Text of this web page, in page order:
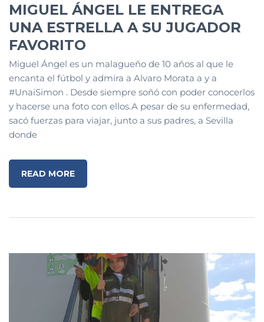
MIGUEL ÁNGEL LE ENTREGA
UNA ESTRELLA A SU JUGADOR
FAVORITO
Miguel Ángel es un malagueño de 10 años al que le
encanta el fútbol y admira a Alvaro Morata a y a
#UnaiSimon . Desde siempre soñó con poder conocerlos
y hacerse una foto con ellos.A pesar de su enfermedad,
sacó fuerzas para viajar, junto a sus padres, a Sevilla
donde
READ MORE